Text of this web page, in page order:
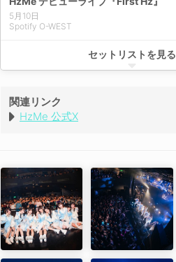
5月10日
Spotify O-WEST
Halo
行方不明
メランコリック
セットリストを見る
関連リンク
HzMe 公式X